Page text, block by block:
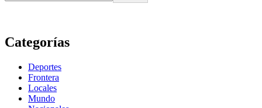
Categorías
Deportes
Frontera
Locales
Mundo